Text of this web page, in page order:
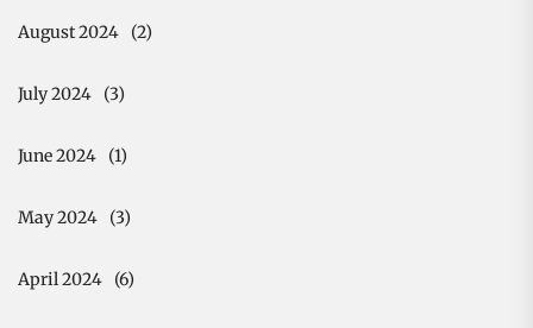
August 2024 (2)
July 2024 (3)
June 2024 (1)
May 2024 (3)
April 2024 (6)